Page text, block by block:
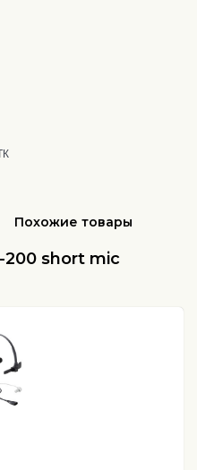
Похожие товары
200 short mic